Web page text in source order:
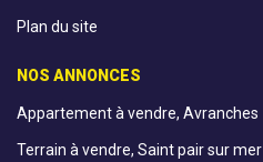
Plan du site
NOS ANNONCES
Appartement à vendre, Avranches
Terrain à vendre, Saint pair sur mer